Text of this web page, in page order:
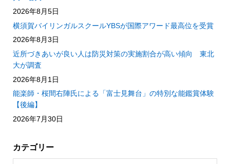
2026年8月5日
横須賀バイリンガルスクールYBSが国際アワード最高位を受賞
2026年8月3日
近所づきあいが良い人は防災対策の実施割合が高い傾向 東北
大が調査
2026年8月1日
能楽師・桜間右陣氏による「富士見舞台」の特別な能鑑賞体験
【後編】
2026年7月30日
カテゴリー